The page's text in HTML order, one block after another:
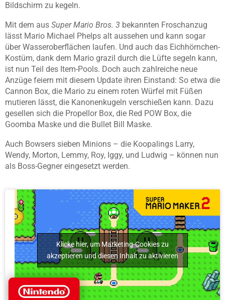
Bildschirm zu kegeln.
Mit dem aus Super Mario Bros. 3 bekannten Froschanzug
lässt Mario Michael Phelps alt aussehen und kann sogar
über Wasseroberflächen laufen. Und auch das Eichhörnchen-
Kostüm, dank dem Mario grazil durch die Lüfte segeln kann,
ist nun Teil des Item-Pools. Doch auch zahlreiche neue
Anzüge feiern mit diesem Update ihren Einstand: So etwa die
Cannon Box, die Mario zu einem roten Würfel mit Füßen
mutieren lässt, die Kanonenkugeln verschießen kann. Dazu
gesellen sich die Propellor Box, die Red POW Box, die
Goomba Maske und die Bullet Bill Maske.
Auch Bowsers sieben Minions – die Koopalings Larry,
Wendy, Morton, Lemmy, Roy, Iggy, und Ludwig – können nun
als Boss-Gegner eingesetzt werden.
Klicke hier, um Marketing-Cookies zu
akzeptieren und diesen Inhalt zu aktivieren